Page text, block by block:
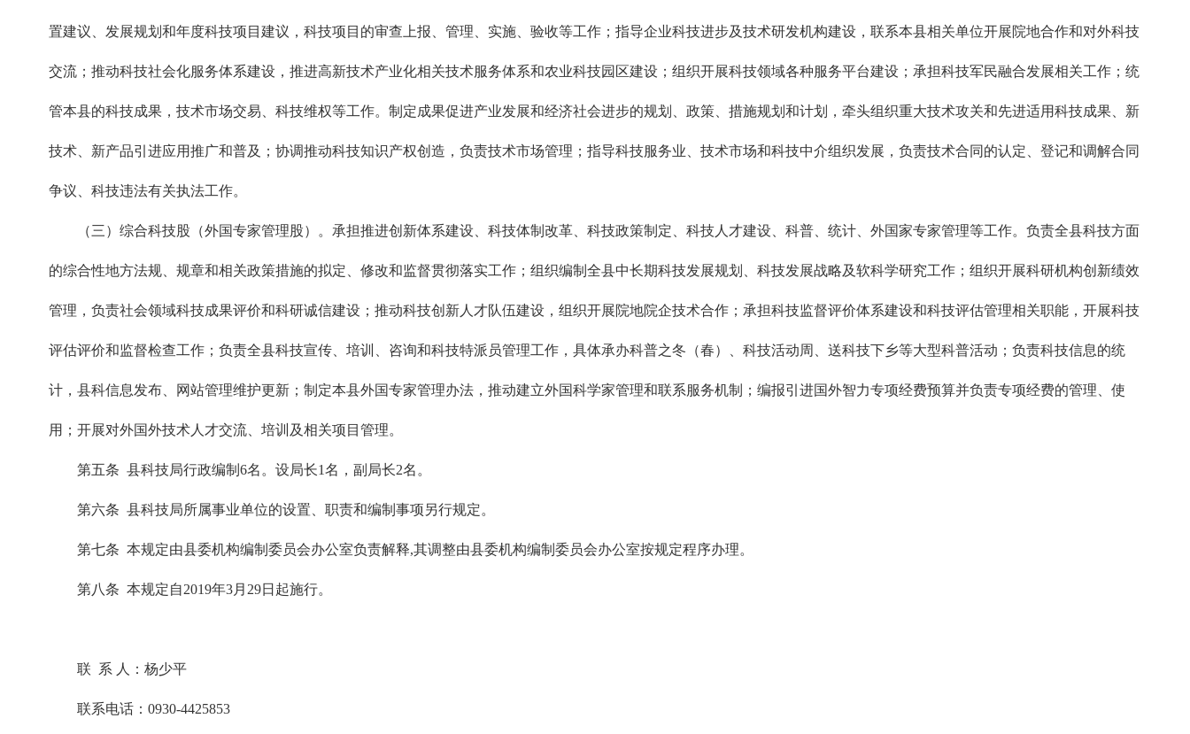
置建议、发展规划和年度科技项目建议，科技项目的审查上报、管理、实施、验收等工作；指导企业科技进步及技术研发机构建设，联系本县相关单位开展院地合作和对外科技
交流；推动科技社会化服务体系建设，推进高新技术产业化相关技术服务体系和农业科技园区建设；组织开展科技领域各种服务平台建设；承担科技军民融合发展相关工作；统
管本县的科技成果，技术市场交易、科技维权等工作。制定成果促进产业发展和经济社会进步的规划、政策、措施规划和计划，牵头组织重大技术攻关和先进适用科技成果、新
技术、新产品引进应用推广和普及；协调推动科技知识产权创造，负责技术市场管理；指导科技服务业、技术市场和科技中介组织发展，负责技术合同的认定、登记和调解合同
争议、科技违法有关执法工作。
（三）综合科技股（外国专家管理股）。承担推进创新体系建设、科技体制改革、科技政策制定、科技人才建设、科普、统计、外国家专家管理等工作。负责全县科技方面
的综合性地方法规、规章和相关政策措施的拟定、修改和监督贯彻落实工作；组织编制全县中长期科技发展规划、科技发展战略及软科学研究工作；组织开展科研机构创新绩效
管理，负责社会领域科技成果评价和科研诚信建设；推动科技创新人才队伍建设，组织开展院地院企技术合作；承担科技监督评价体系建设和科技评估管理相关职能，开展科技
评估评价和监督检查工作；负责全县科技宣传、培训、咨询和科技特派员管理工作，具体承办科普之冬（春）、科技活动周、送科技下乡等大型科普活动；负责科技信息的统
计，县科信息发布、网站管理维护更新；制定本县外国专家管理办法，推动建立外国科学家管理和联系服务机制；编报引进国外智力专项经费预算并负责专项经费的管理、使
用；开展对外国外技术人才交流、培训及相关项目管理。
第五条 县科技局行政编制6名。设局长1名，副局长2名。
第六条 县科技局所属事业单位的设置、职责和编制事项另行规定。
第七条 本规定由县委机构编制委员会办公室负责解释,其调整由县委机构编制委员会办公室按规定程序办理。
第八条 本规定自2019年3月29日起施行。
联 系 人：杨少平
联系电话：0930-4425853